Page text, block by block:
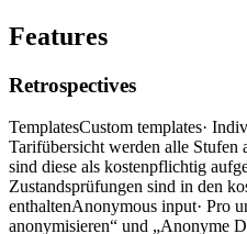
Features
Retrospectives
TemplatesCustom templates·
Tarifübersicht werden alle Stufen
sind diese als kostenpflichtig
Zustandsprüfungen sind in den
enthaltenAnonymous input· Pro
anonymisieren“ und „Anonyme